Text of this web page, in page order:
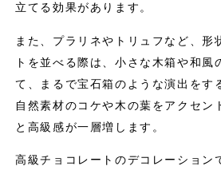
立てる効果があります。
また、プラリネやトリュフなど、形
トを並べる際は、小さな木箱や和風
て、まるで宝石箱のような演出をす
自然素材のコケや木の葉をアクセン
と高級感が一層増します。
高級チョコレートのデコレーション